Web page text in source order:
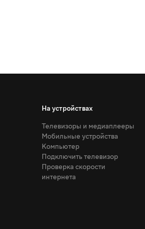
На устройствах
Телевизоры и медиаплееры
Мобильные устройства
Компьютер
Подключить телевизор
Проверка скорости
интернета